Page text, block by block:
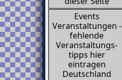
Events
Veranstaltungen -
fehlende
Veranstaltungs-
tipps hier
eintragen
Deutschland